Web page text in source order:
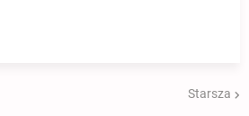
Starsza